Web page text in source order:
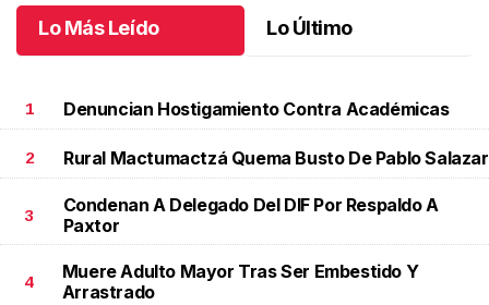
Julio 07 lLo Más Leído Lo Último
1 Denuncian Hostigamiento Contra Académicas
2 Rural Mactumactzá Quema Busto De Pablo Salazar
3
Condenan A Delegado Del DIF Por Respaldo A
Paxtor
4
Muere Adulto Mayor Tras Ser Embestido Y
Arrastrado